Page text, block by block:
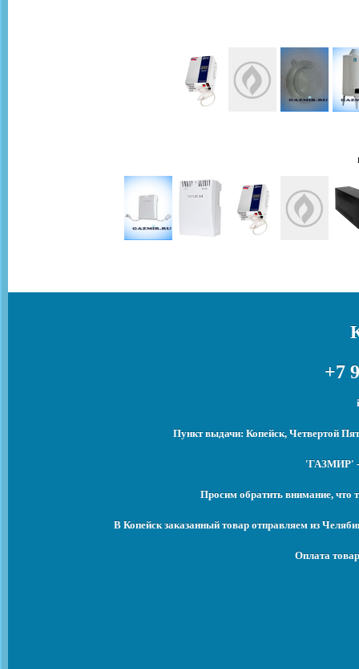
+7
Пункт выдачи: Копейск, Четвертой
'ГАЗМИР' -
Просим обратить внимание, что
В Копейск заказанный товар отправляем из
Оплата